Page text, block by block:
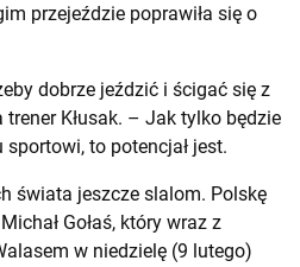
przejeździe poprawiła się o
dobrze jeździć i ścigać się z
Kłusak. – Jak tylko będzie
to potencjał jest.
świata jeszcze slalom. Polskę
Gołaś, który wraz z
w niedzielę (9 lutego)